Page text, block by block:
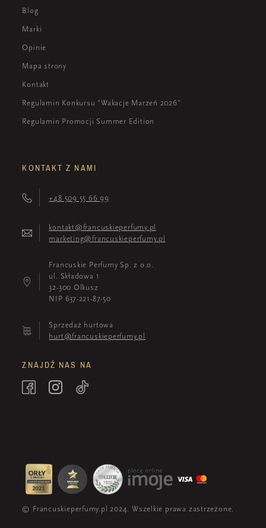
Blog
Marki
Opinie
Mapa strony
Kontakt
Regulamin Konkursu "Wakacje Marzeń 2026"
Regulamin Promocji Summer Edition
KONTAKT Z NAMI
+48 509 55 66 99
kontakt@francuskieperfumy.pl
marketing@francuskieperfumy.pl
Francuskie Perfumy Sp. z o.o.
ul. Składowa 1
32-300 Olkusz
NIP 637-221-87-50
Sprzedaż hurtowa
hurt@francuskieperfumy.pl
ZNAJDŹ NAS NA
© Francuskieperfumy.pl 2024. Wszelkie prawa zastrzeżone.